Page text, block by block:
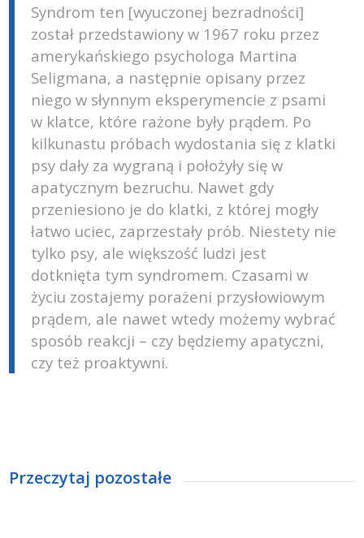
Syndrom ten [wyuczonej bezradności]
został przedstawiony w 1967 roku przez
amerykańskiego psychologa Martina
Seligmana, a następnie opisany przez
niego w słynnym eksperymencie z psami
w klatce, które rażone były prądem. Po
kilkunastu próbach wydostania się z klatki
psy dały za wygraną i położyły się w
apatycznym bezruchu. Nawet gdy
przeniesiono je do klatki, z której mogły
łatwo uciec, zaprzestały prób. Niestety nie
tylko psy, ale większość ludzi jest
dotknięta tym syndromem. Czasami w
życiu zostajemy porażeni przysłowiowym
prądem, ale nawet wtedy możemy wybrać
sposób reakcji – czy będziemy apatyczni,
czy też proaktywni.
Przeczytaj pozostałe